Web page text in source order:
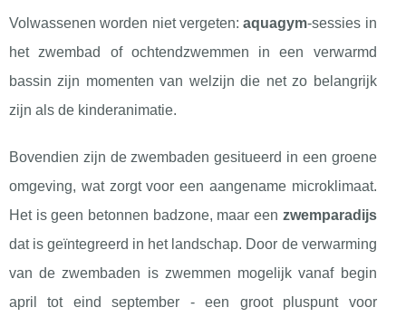
Volwassenen worden niet vergeten:aquagym-sessies in
het zwembad of ochtendzwemmen in een verwarmd
bassin zijn momenten van welzijn die net zo belangrijk
zijn als de kinderanimatie.
Bovendien zijn de zwembaden gesitueerd in een groene
omgeving, wat zorgt voor een aangename microklimaat.
Het is geen betonnen badzone, maar een zwemparadijs
dat is geïntegreerd in het landschap. Door de verwarming
van de zwembaden is zwemmen mogelijk vanaf begin
april tot eind september - een groot pluspunt voor